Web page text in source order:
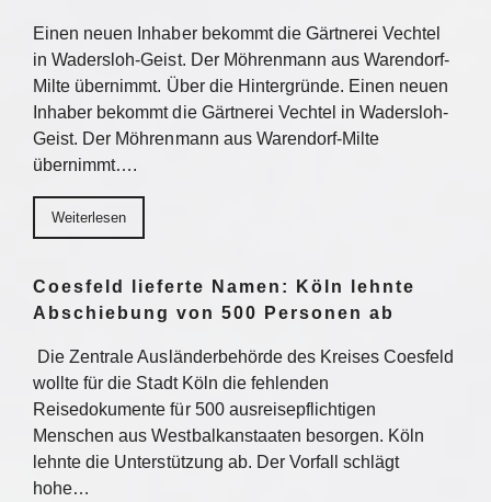
Einen neuen Inhaber bekommt die Gärtnerei Vechtel
in Wadersloh-Geist. Der Möhrenmann aus Warendorf-
Milte übernimmt. Über die Hintergründe. Einen neuen
Inhaber bekommt die Gärtnerei Vechtel in Wadersloh-
Geist. Der Möhrenmann aus Warendorf-Milte
übernimmt….
Weiterlesen
Coesfeld lieferte Namen: Köln lehnte
Abschiebung von 500 Personen ab
Die Zentrale Ausländerbehörde des Kreises Coesfeld
wollte für die Stadt Köln die fehlenden
Reisedokumente für 500 ausreisepflichtigen
Menschen aus Westbalkanstaaten besorgen. Köln
lehnte die Unterstützung ab. Der Vorfall schlägt
hohe…